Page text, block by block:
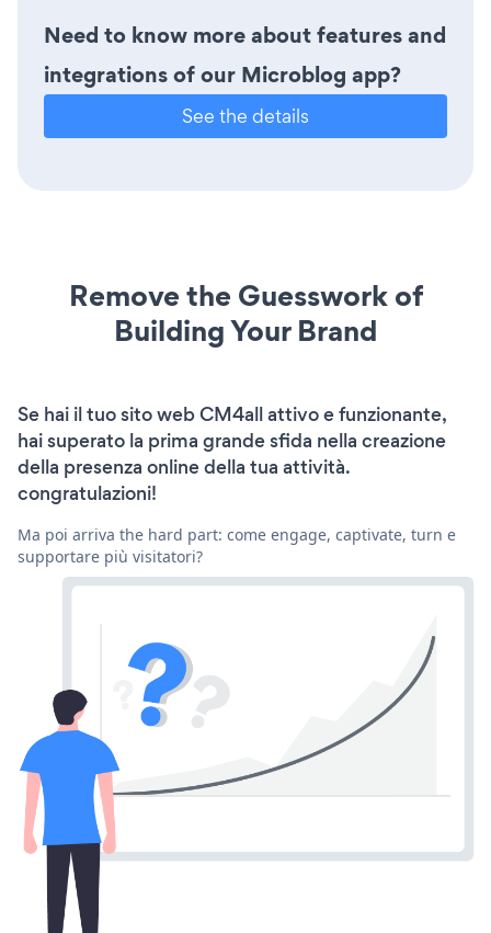
Need to know more about features and
integrations of our Microblog app?
See the details
Remove the Guesswork of
Building Your Brand
Se hai il tuo sito web CM4all attivo e funzionante,
hai superato la prima grande sfida nella creazione
della presenza online della tua attività.
congratulazioni!
Ma poi arriva the hard part: come engage, captivate, turn e
supportare più visitatori?